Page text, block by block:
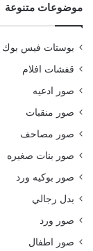
موضوعات متنوعة
بوستات فيس بوك
قفشات افلام
صور ادعيه
صور منقبات
صور مصاحف
صور بنات صغيره
صور بوكيه ورد
بدل رجالي
صور ورد
صور اطفال